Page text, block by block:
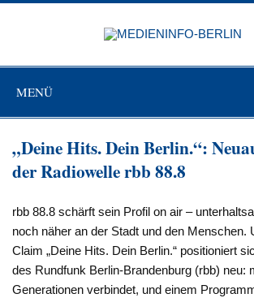
Zum
MENÜ
„Deine Hits. Dein Berlin.“:
der Radiowelle rbb 88.8
rbb 88.8 schärft sein Profil on air –
noch näher an der Stadt und den Menschen.
Claim „Deine Hits. Dein Berlin.“ positioniert
des Rundfunk Berlin-Brandenburg (rbb) neu:
Generationen verbindet, und einem